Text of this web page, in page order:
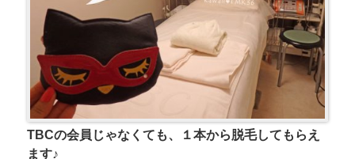
TBCの会員じゃなくても、１本から脱毛してもらえ
ます♪